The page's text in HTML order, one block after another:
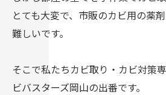
とても大変で、市販のカビ用の薬
難しいです。
そこで私たちカビ取り・カビ対策
ビバスターズ岡山の出番です。